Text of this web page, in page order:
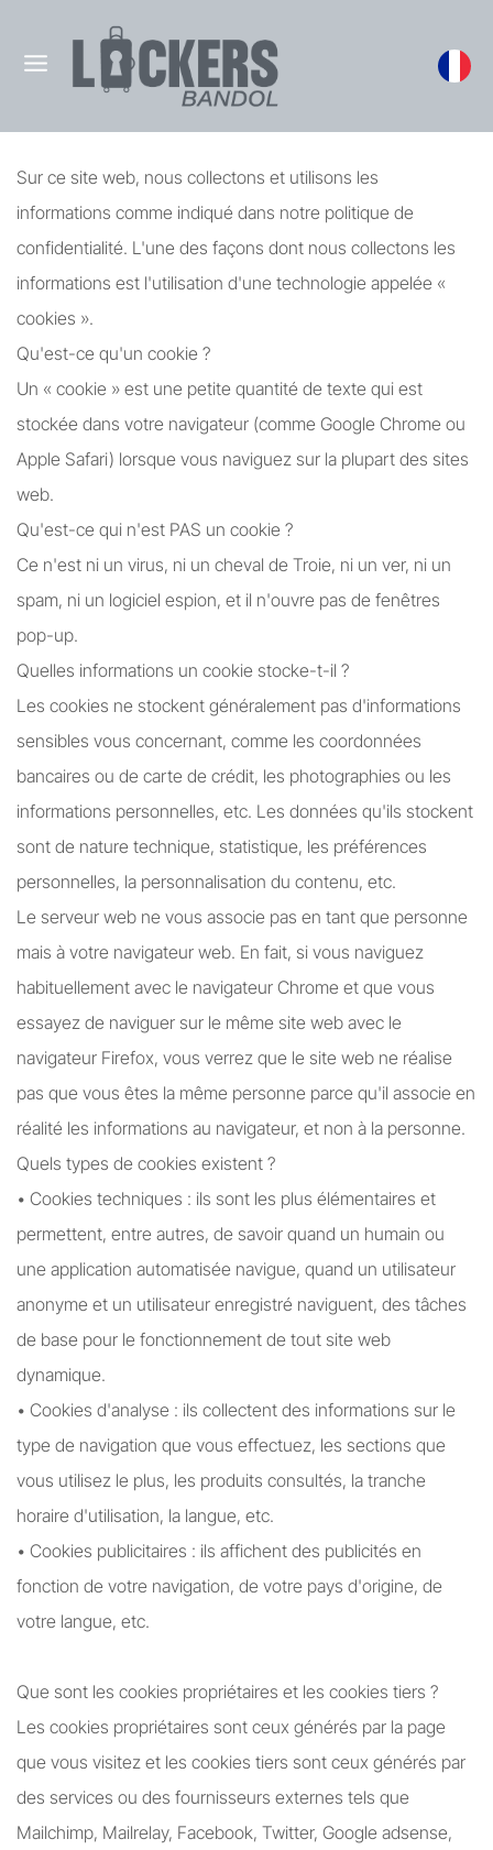
Sur ce site web, nous collectons et utilisons les
informations comme indiqué dans notre politique de
confidentialité. L'une des façons dont nous collectons les
informations est l'utilisation d'une technologie appelée «
cookies ».
Qu'est-ce qu'un cookie ?
Un « cookie » est une petite quantité de texte qui est
stockée dans votre navigateur (comme Google Chrome ou
Apple Safari) lorsque vous naviguez sur la plupart des sites
web.
Qu'est-ce qui n'est PAS un cookie ?
Ce n'est ni un virus, ni un cheval de Troie, ni un ver, ni un
spam, ni un logiciel espion, et il n'ouvre pas de fenêtres
pop-up.
Quelles informations un cookie stocke-t-il ?
Les cookies ne stockent généralement pas d'informations
sensibles vous concernant, comme les coordonnées
bancaires ou de carte de crédit, les photographies ou les
informations personnelles, etc. Les données qu'ils stockent
sont de nature technique, statistique, les préférences
personnelles, la personnalisation du contenu, etc.
Le serveur web ne vous associe pas en tant que personne
mais à votre navigateur web. En fait, si vous naviguez
habituellement avec le navigateur Chrome et que vous
essayez de naviguer sur le même site web avec le
navigateur Firefox, vous verrez que le site web ne réalise
pas que vous êtes la même personne parce qu'il associe en
réalité les informations au navigateur, et non à la personne.
Quels types de cookies existent ?
• Cookies techniques : ils sont les plus élémentaires et
permettent, entre autres, de savoir quand un humain ou
une application automatisée navigue, quand un utilisateur
anonyme et un utilisateur enregistré naviguent, des tâches
de base pour le fonctionnement de tout site web
dynamique.
• Cookies d'analyse : ils collectent des informations sur le
type de navigation que vous effectuez, les sections que
vous utilisez le plus, les produits consultés, la tranche
horaire d'utilisation, la langue, etc.
• Cookies publicitaires : ils affichent des publicités en
fonction de votre navigation, de votre pays d'origine, de
votre langue, etc.
Que sont les cookies propriétaires et les cookies tiers ?
Les cookies propriétaires sont ceux générés par la page
que vous visitez et les cookies tiers sont ceux générés par
des services ou des fournisseurs externes tels que
Mailchimp, Mailrelay, Facebook, Twitter, Google adsense,